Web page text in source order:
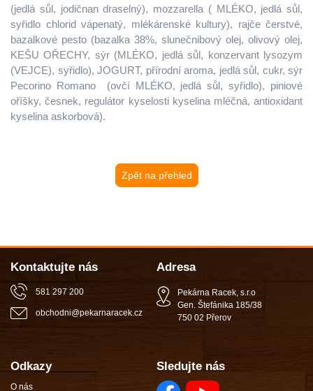
(jedlá sůl, jodičnan draselný), mozzarella ( MLÉKO, jedlá sůl,
syřidlo chlorid vápenatý, mlékárenské kultury), rajče čerstvé,
bazalkové pesto (bazalka 38%, slunečnibový olej, olivový olej,
KEŠU OŘECHY, sýr (MLÉKO, jedlá sůl, konzervant lysozym
(VEJCE), syřidlo), JOGURT, přírodní aroma, jedlá sůl, cukr, sýr
Pecorino Romano (ovčí MLÉKO, jedlá sůl, syřidlo), piniové
oříšky, česnek, regulátor kyselosti kyselina mléčná, antioxidant
kyselina askorbová).
Zpět na přehled
Kontaktujte nás
581 297 200
obchodni@pekarnaracek cz
Adresa
Pekárna Racek, s.r.o
Gen. Štefánika 185/38
750 02 Přerov
Odkazy
O nás
Sledujte nás